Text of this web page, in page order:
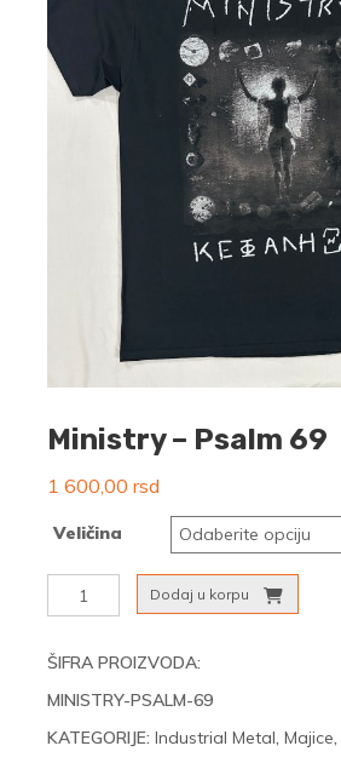
Ministry – Psalm 69
1 600,00 rsd
Veličina
Ministry
-
69
Dodaj u korpu
ŠIFRA PROIZVODA:
MINISTRY-PSALM-69
KATEGORIJE: Industrial Metal, Majice,